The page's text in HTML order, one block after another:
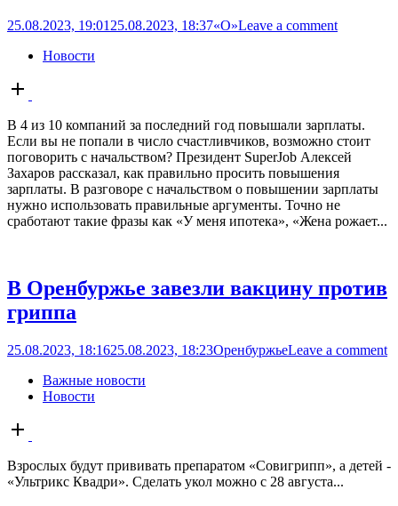
25.08.2023, 19:01 25.08.2023, 18:37«О»Leave a comment
Новости
Open
post
В 4 из 10 компаний за последний год повышали зарплаты.
Если вы не попали в число счастливчиков, возможно стоит
поговорить с начальством? Президент SuperJob Алексей
Захаров рассказал, как правильно просить повышения
зарплаты. В разговоре с начальством о повышении зарплаты
нужно использовать правильные аргументы. Точно не
сработают такие фразы как «У меня ипотека», «Жена рожает...
В Оренбуржье завезли вакцину против
гриппа
25.08.2023, 18:1625.08.2023, 18:23ОренбуржьеLeave a comment
Важные новости
Новости
Open
post
Взрослых будут прививать препаратом «Совигрипп», а детей -
«Ультрикс Квадри». Сделать укол можно с 28 августа...